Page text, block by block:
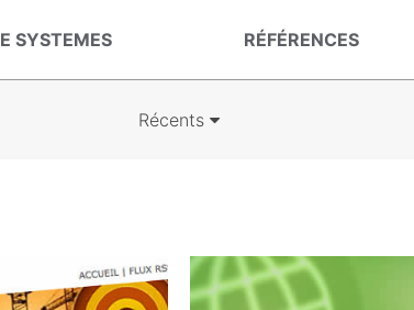
E SYSTEMES RÉFÉRENCES
Récents
11/09/2010